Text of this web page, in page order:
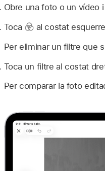
Obre una foto o un vídeo
Toca
al costat
Per eliminar un filtre que
Toca un filtre al costat
Per comparar la foto